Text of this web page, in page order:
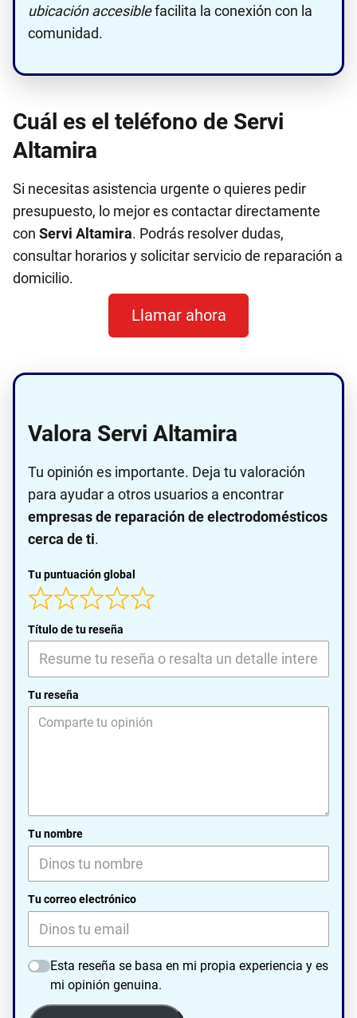
ubicación accesiblefacilita la conexión con la
comunidad.
Cuál es el teléfono de Servi
Altamira
Si necesitas asistencia urgente o quieres pedir
presupuesto, lo mejor es contactar directamente
con Servi Altamira. Podrás resolver dudas,
consultar horarios y solicitar servicio de reparación a
domicilio.
Llamar ahora
Valora Servi Altamira
Tu opinión es importante. Deja tu valoración
para ayudar a otros usuarios a encontrar
empresas de reparación de electrodomésticos
cerca de ti.
Tu puntuación global
Título de tu reseña
Tu reseña
Tu nombre
Tu correo electrónico
Esta reseña se basa en mi propia experiencia y es
mi opinión genuina.